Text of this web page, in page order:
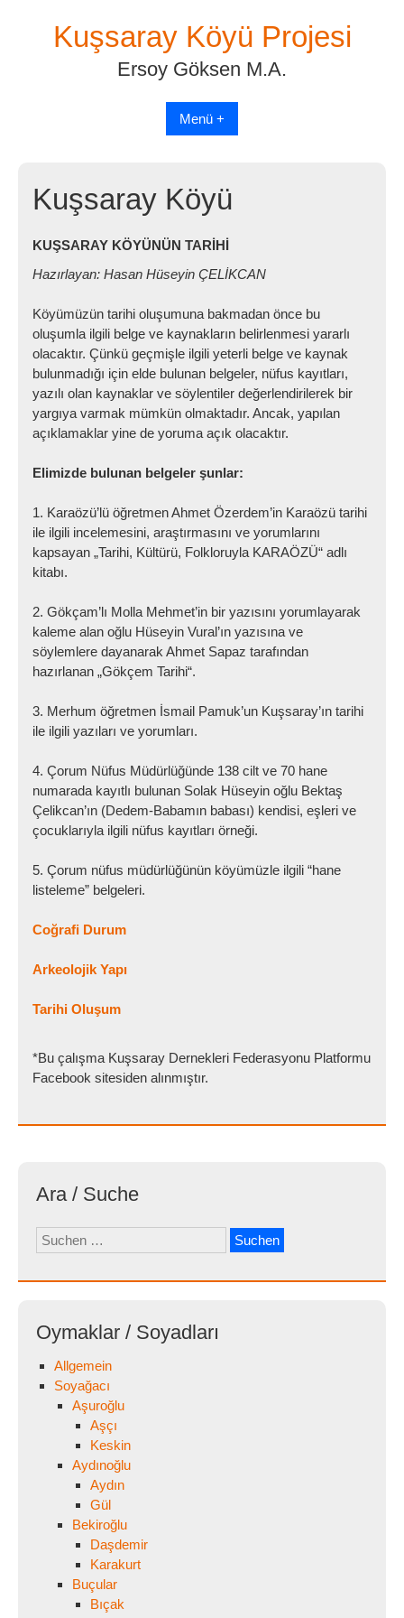
Kuşsaray Köyü Projesi
Ersoy Göksen M.A.
Menü +
Kuşsaray Köyü
KUŞSARAY KÖYÜNÜN TARİHİ
Hazırlayan: Hasan Hüseyin ÇELİKCAN
Köyümüzün tarihi oluşumuna bakmadan önce bu
oluşumla ilgili belge ve kaynakların belirlenmesi yararlı
olacaktır. Çünkü geçmişle ilgili yeterli belge ve kaynak
bulunmadığı için elde bulunan belgeler, nüfus kayıtları,
yazılı olan kaynaklar ve söylentiler değerlendirilerek bir
yargıya varmak mümkün olmaktadır. Ancak, yapılan
açıklamaklar yine de yoruma açık olacaktır.
Elimizde bulunan belgeler şunlar:
1. Karaözü’lü öğretmen Ahmet Özerdem’in Karaözü tarihi
ile ilgili incelemesini, araştırmasını ve yorumlarını
kapsayan „Tarihi, Kültürü, Folkloruyla KARAÖZÜ“ adlı
kitabı.
2. Gökçam’lı Molla Mehmet’in bir yazısını yorumlayarak
kaleme alan oğlu Hüseyin Vural’ın yazısına ve
söylemlere dayanarak Ahmet Sapaz tarafından
hazırlanan „Gökçem Tarihi“.
3. Merhum öğretmen İsmail Pamuk’un Kuşsaray’ın tarihi
ile ilgili yazıları ve yorumları.
4. Çorum Nüfus Müdürlüğünde 138 cilt ve 70 hane
numarada kayıtlı bulunan Solak Hüseyin oğlu Bektaş
Çelikcan’ın (Dedem-Babamın babası) kendisi, eşleri ve
çocuklarıyla ilgili nüfus kayıtları örneği.
5. Çorum nüfus müdürlüğünün köyümüzle ilgili “hane
listeleme” belgeleri.
Coğrafi Durum
Arkeolojik Yapı
Tarihi Oluşum
*Bu çalışma Kuşsaray Dernekleri Federasyonu Platformu
Facebook sitesiden alınmıştır.
Ara / Suche
Suchen
nach:
Oymaklar / Soyadları
Allgemein
Soyağacı
Aşuroğlu
Aşçı
Keskin
Aydınoğlu
Aydın
Gül
Bekiroğlu
Daşdemir
Karakurt
Buçular
Bıçak